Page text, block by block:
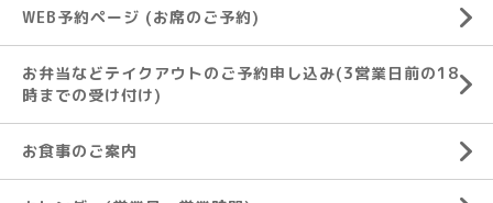
WEB予約ページ (お席のご予約)
お弁当などテイクアウトのご予約申し込み(3営業日前の18
時までの受け付け)
お食事のご案内